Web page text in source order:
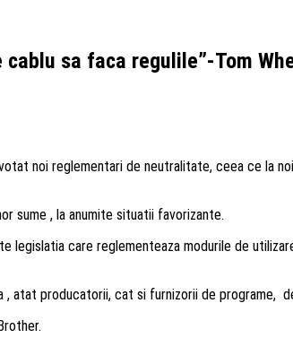
sa faca regulile”-Tom
noi reglementari de neutralitate, ceea ce la
sume , la anumite situatii favorizante.
legislatia care reglementeaza modurile de
atat producatorii, cat si furnizorii de programe,